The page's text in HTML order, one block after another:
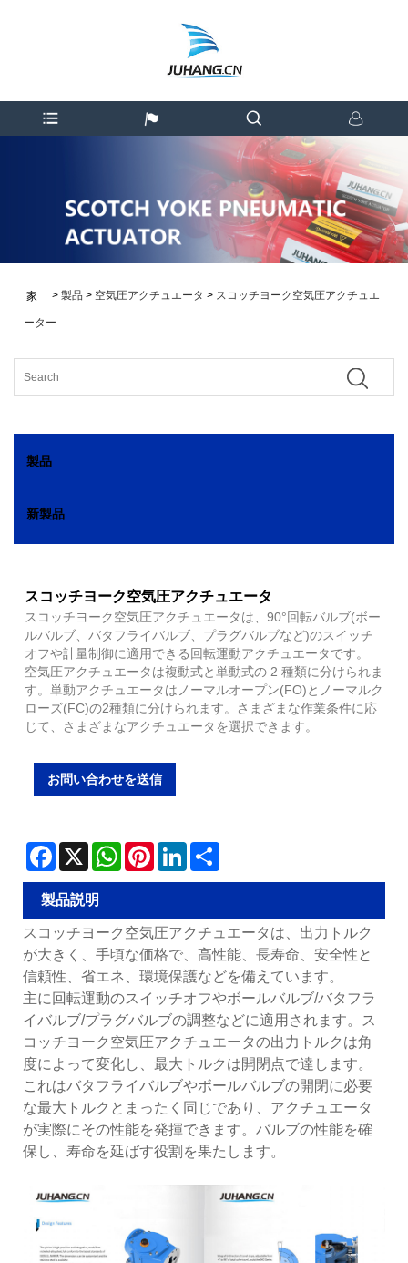
家 > 製品 > 空気圧アクチュエータ > スコッチヨーク空気圧アクチュエ
ーター
製品
新製品
スコッチヨーク空気圧アクチュエータ
スコッチヨーク空気圧アクチュエータは、90°回転バルブ(ボー
ルバルブ、バタフライバルブ、プラグバルブなど)のスイッチ
オフや計量制御に適用できる回転運動アクチュエータです。
空気圧アクチュエータは複動式と単動式の 2 種類に分けられま
す。単動アクチュエータはノーマルオープン(FO)とノーマルク
ローズ(FC)の2種類に分けられます。さまざまな作業条件に応
じて、さまざまなアクチュエータを選択できます。
お問い合わせを送信
Facebook
X WhatsAppPinterestLinkedIn
製品説明
スコッチヨーク空気圧アクチュエータは、出力トルク
が大きく、手頃な価格で、高性能、長寿命、安全性と
信頼性、省エネ、環境保護などを備えています。
主に回転運動のスイッチオフやボールバルブ/バタフラ
イバルブ/プラグバルブの調整などに適用されます。ス
コッチヨーク空気圧アクチュエータの出力トルクは角
度によって変化し、最大トルクは開閉点で達します。
これはバタフライバルブやボールバルブの開閉に必要
な最大トルクとまったく同じであり、アクチュエータ
が実際にその性能を発揮できます。バルブの性能を確
保し、寿命を延ばす役割を果たします。